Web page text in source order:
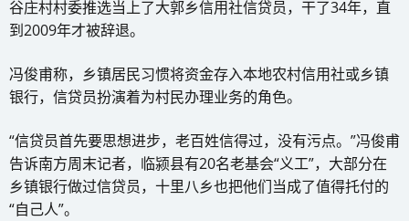
谷庄村村委推选当上了大郭乡信用社信贷员，干了34年，直
到2009年才被辞退。
冯俊甫称，乡镇居民习惯将资金存入本地农村信用社或乡镇
银行，信贷员扮演着为村民办理业务的角色。
“信贷员首先要思想进步，老百姓信得过，没有污点。”冯俊甫
告诉南方周末记者，临颍县有20名老基会“义工”，大部分在
乡镇银行做过信贷员，十里八乡也把他们当成了值得托付的
“自己人”。